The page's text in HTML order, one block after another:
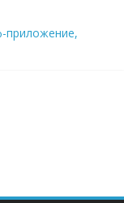
приложение,
дронов и
кокосовая вода с